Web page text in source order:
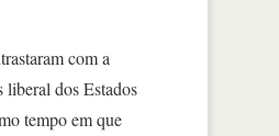
com a
liberal dos Estados
tempo em que